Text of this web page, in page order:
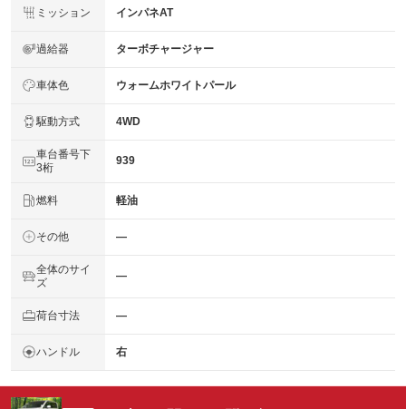
ミッション インパネAT
過給器 ターボチャージャー
車体色 ウォームホワイトパール
駆動方式 4WD
車台番号下
3桁
939
燃料 軽油
その他 ―
全体のサイ
ズ
―
荷台寸法 ―
ハンドル 右